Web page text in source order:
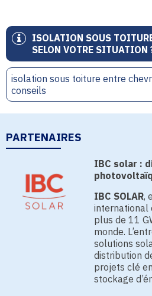
ISOLATION SOUS
SELON VOTRE SITUATION
isolation sous toiture entre
conseils
PARTENAIRES
IBC solar :
IBC SOLAR,
international
plus de 11
monde.
solutions
distribution
projets clé
stockage